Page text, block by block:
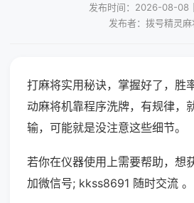
发布时间：2026-08-08
发布者：拨号精灵麻
打麻将实用秘诀，掌握好了，胜
动麻将机靠程序洗牌，有规律，
输，可能就是没注意这些细节。
若你在仪器使用上需要帮助，想
加微信号; kkss8691 随时交流 。